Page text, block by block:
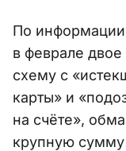
По
в феврале
схему с
карты» и
на счёте»,
крупную сумму